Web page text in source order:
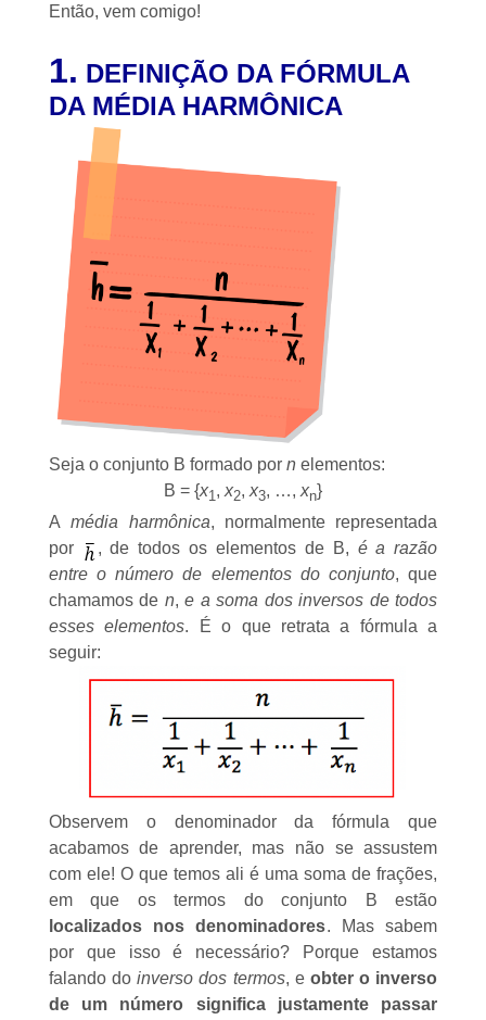
Então, vem comigo!
1. DEFINIÇÃO DA FÓRMULA
DA MÉDIA HARMÔNICA
Seja o conjunto B formado por nelementos:
B = {x1, x2, x3, …, xn}
Amédia harmônica, normalmente representada
por
, de todos os elementos de B, é a razão
entre o número de elementos do conjunto, que
chamamos de n,e a soma dos inversos de todos
esses elementos. É o que retrata a fórmula a
seguir:
Observem o denominador da fórmula que
acabamos de aprender, mas não se assustem
com ele! O que temos ali é uma soma de frações,
em que os termos do conjunto B estão
localizados nos denominadores. Mas sabem
por que isso é necessário? Porque estamos
falando doinverso dos termos, e obter o inverso
de um número significa justamente passar